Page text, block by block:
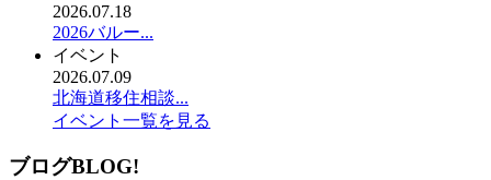
2026.07.18
2026バルー...
イベント
2026.07.09
北海道移住相談...
イベント一覧を見る
ブログBLOG!